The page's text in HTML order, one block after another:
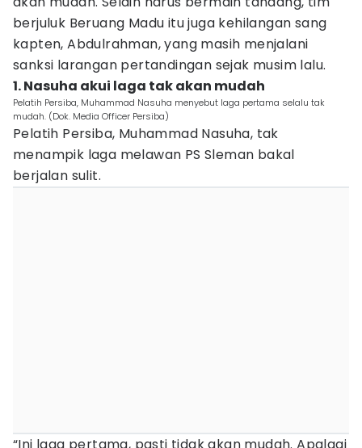
berjuluk Beruang Madu itu juga kehilangan sang
kapten, Abdulrahman, yang masih menjalani
sanksi larangan pertandingan sejak musim lalu.
1. Nasuha akui laga tak akan mudah
Pelatih Persiba, Muhammad Nasuha menyebut laga pertama selalu tak
mudah. (Dok. Media Officer Persiba)
Pelatih Persiba, Muhammad Nasuha, tak
menampik laga melawan PS Sleman bakal
berjalan sulit.